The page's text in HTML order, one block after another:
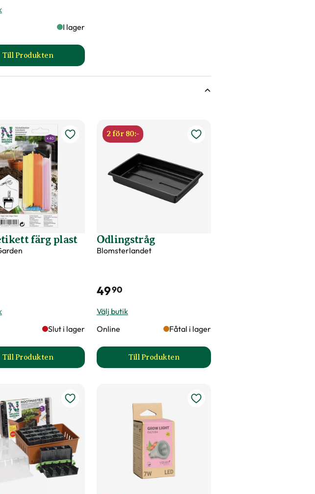
produktsida
I lager
Till Produkten
till Såjord produktsida
färg plast
Slut i lager
Till Produkten
till Sticketikett färg plast produktsida
2 för 80:-
Odlingstråg
Blomsterlandet
4990
Välj butik
Online
Fåtal i lager
Till Produkten
till Odlingstråg produktsida